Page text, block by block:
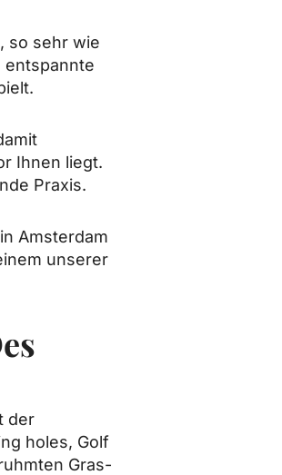
so sehr wie
entspannte
Ihnen liegt.
Praxis.
Amsterdam
unserer
der
holes, Golf
Gras-